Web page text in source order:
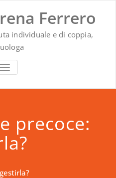
Ferrero
individuale e di coppia,
MOSTRA O NASCONDI LA
precoce: